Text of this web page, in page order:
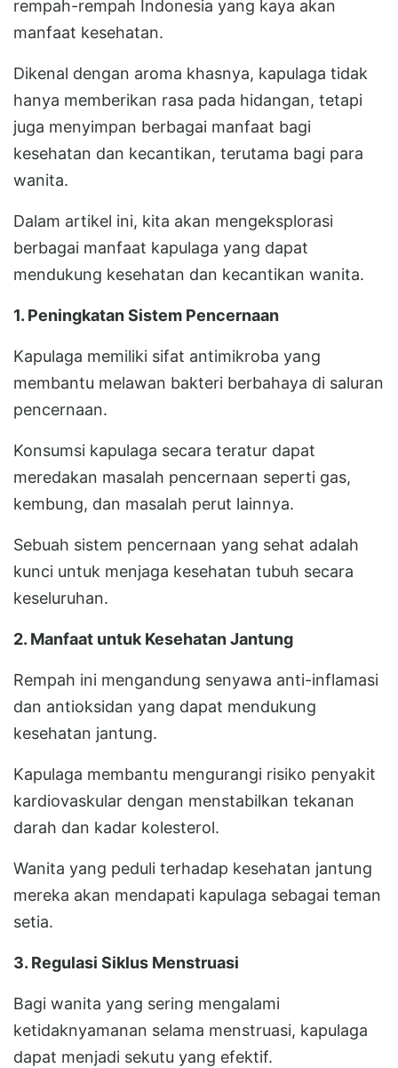
rempah-rempah Indonesia yang kaya akan
manfaat kesehatan.
Dikenal dengan aroma khasnya, kapulaga tidak
hanya memberikan rasa pada hidangan, tetapi
juga menyimpan berbagai manfaat bagi
kesehatan dan kecantikan, terutama bagi para
wanita.
Dalam artikel ini, kita akan mengeksplorasi
berbagai manfaat kapulaga yang dapat
mendukung kesehatan dan kecantikan wanita.
1. Peningkatan Sistem Pencernaan
Kapulaga memiliki sifat antimikroba yang
membantu melawan bakteri berbahaya di saluran
pencernaan.
Konsumsi kapulaga secara teratur dapat
meredakan masalah pencernaan seperti gas,
kembung, dan masalah perut lainnya.
Sebuah sistem pencernaan yang sehat adalah
kunci untuk menjaga kesehatan tubuh secara
keseluruhan.
2. Manfaat untuk Kesehatan Jantung
Rempah ini mengandung senyawa anti-inflamasi
dan antioksidan yang dapat mendukung
kesehatan jantung.
Kapulaga membantu mengurangi risiko penyakit
kardiovaskular dengan menstabilkan tekanan
darah dan kadar kolesterol.
Wanita yang peduli terhadap kesehatan jantung
mereka akan mendapati kapulaga sebagai teman
setia.
3. Regulasi Siklus Menstruasi
Bagi wanita yang sering mengalami
ketidaknyamanan selama menstruasi, kapulaga
dapat menjadi sekutu yang efektif.